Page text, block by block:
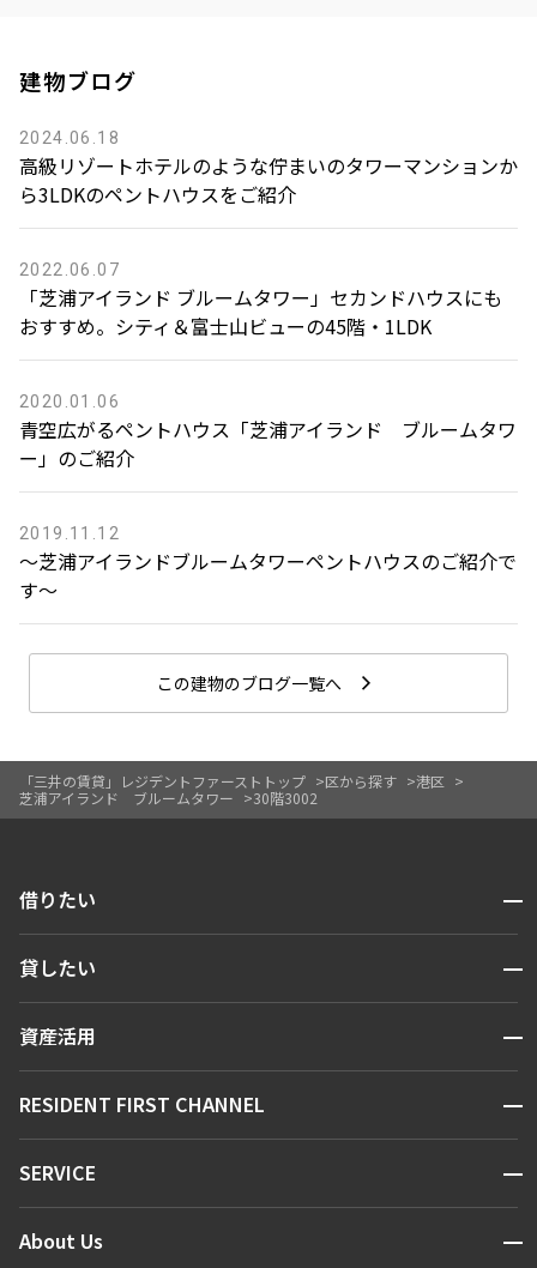
「三井の賃貸」レジデントファーストトップ 区から探す
港区
芝浦アイランド ブルームタワー
30階3002
建物ブログ
2024.06.18
高級リゾートホテルのような佇まいのタワーマンションか
ら3LDKのペントハウスをご紹介
2022.06.07
「芝浦アイランド ブルームタワー」セカンドハウスにも
おすすめ。シティ＆富士山ビューの45階・1LDK
2020.01.06
青空広がるペントハウス「芝浦アイランド ブルームタワ
ー」のご紹介
2019.11.12
〜芝浦アイランドブルームタワーペントハウスのご紹介で
す〜
この建物のブログ一覧へ
借りたい 開閉
人気エリアから探す
新着情報から探す
新着募集情報
貸したい 開閉
お問い合わせ
資産活用 開閉
お問い合わせ
RESIDENT FIRST CHANNEL 開閉
マンションレポート
住まいのコラム
SERVICE 開閉
会員ページ
About Us 開閉